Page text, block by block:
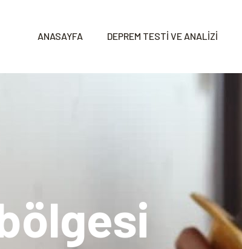
ANASAYFA DEPREM TESTİ VE ANALİZİ